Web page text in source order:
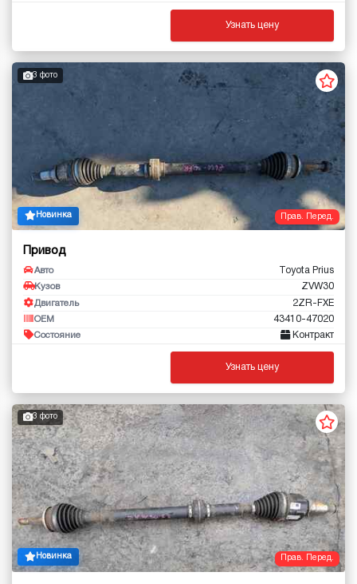
Узнать цену
Прав. Перед.
3 фото
Новинка
Привод
Авто Toyota Prius
Кузов ZVW30
Двигатель 2ZR-FXE
OEM 43410-47020
Состояние Контракт
Узнать цену
Прав. Перед.
3 фото
Новинка